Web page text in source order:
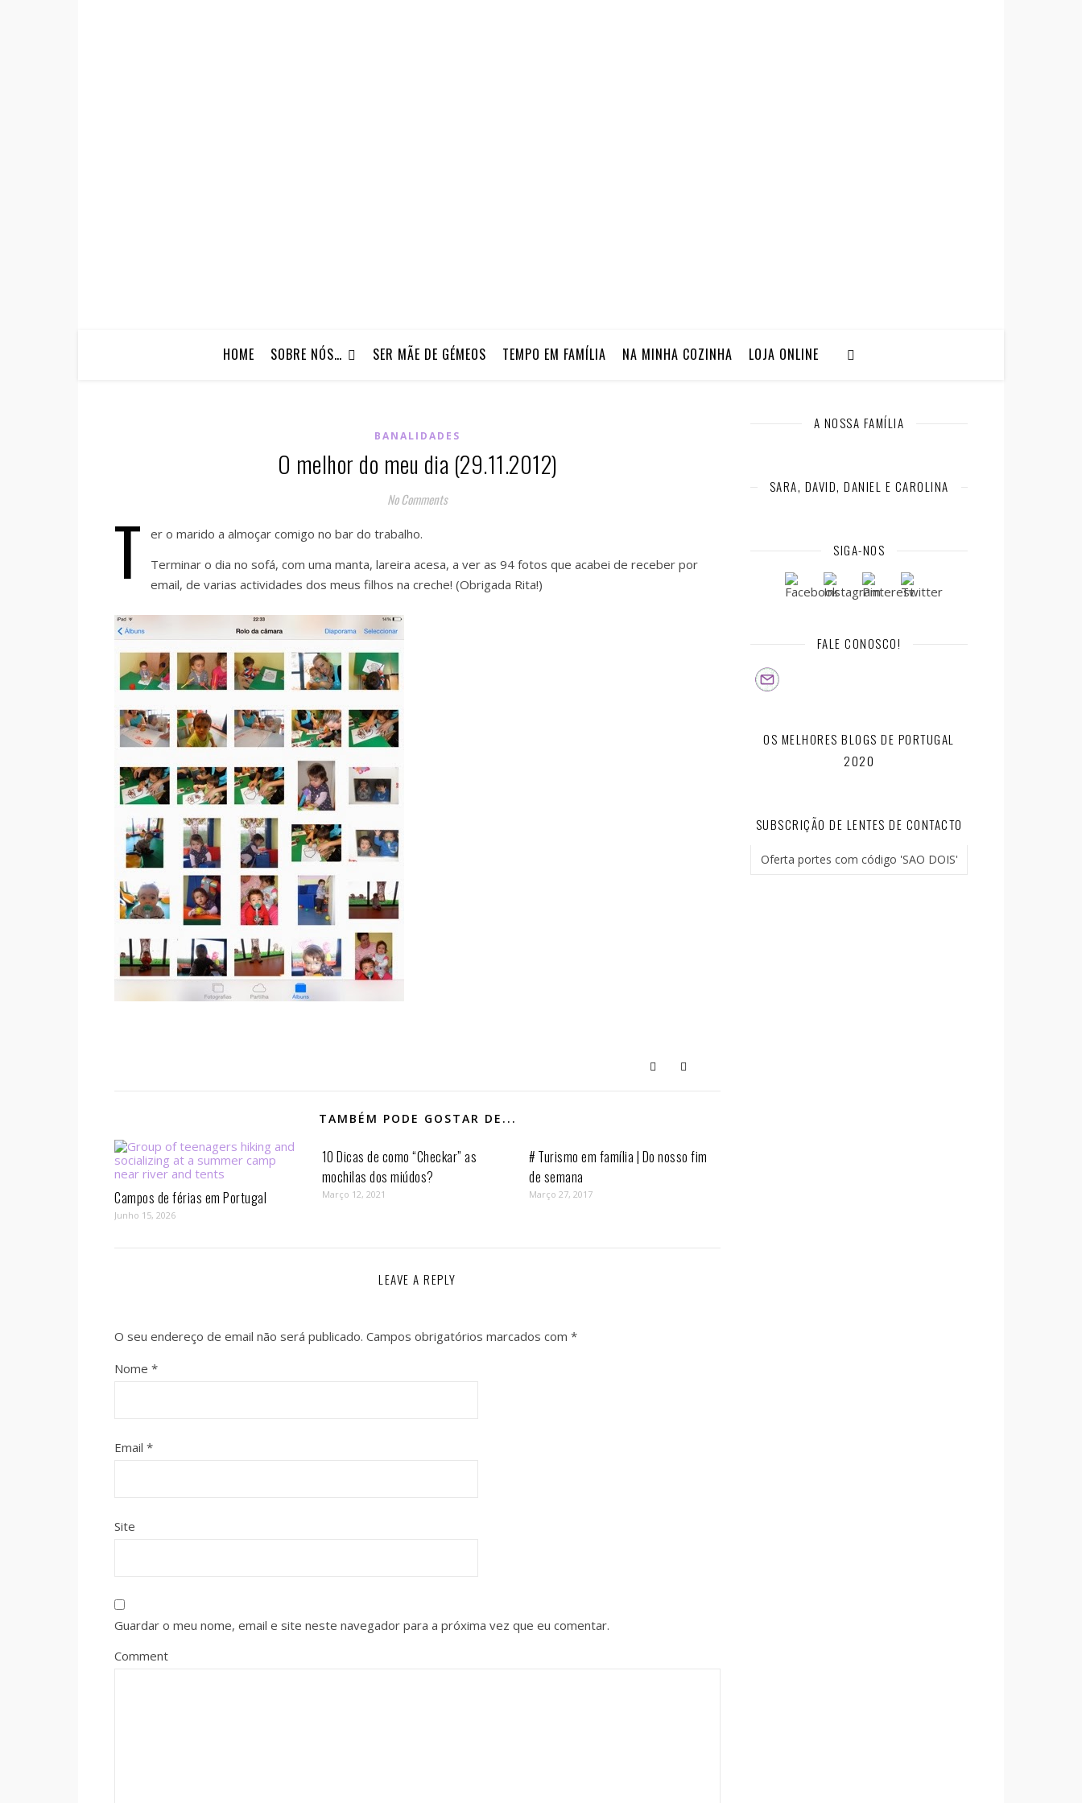
HOME SOBRE NÓS… SER MÃE DE GÉMEOS TEMPO EM FAMÍLIA NA MINHA COZINHA LOJA ONLINE
BANALIDADES
O melhor do meu dia (29.11.2012)
No Comments
T
er o marido a almoçar comigo no bar do trabalho.
Terminar o dia no sofá, com uma manta, lareira acesa, a ver as 94 fotos que acabei de receber por
email, de varias actividades dos meus filhos na creche! (Obrigada Rita!)
TAMBÉM PODE GOSTAR DE...
Campos de férias em Portugal
Junho 15, 2026
10 Dicas de como “Checkar” as
mochilas dos miúdos?
Março 12, 2021
# Turismo em família | Do nosso fim
de semana
Março 27, 2017
LEAVE A REPLY
O seu endereço de email não será publicado. Campos obrigatórios marcados com *
Nome *
Email *
Site
Guardar o meu nome, email e site neste navegador para a próxima vez que eu comentar.
Comment
A NOSSA FAMÍLIA
SARA, DAVID, DANIEL E CAROLINA
SIGA-NOS
FALE CONOSCO!
OS MELHORES BLOGS DE PORTUGAL
2020
SUBSCRIÇÃO DE LENTES DE CONTACTO
Oferta portes com código 'SAO DOIS'